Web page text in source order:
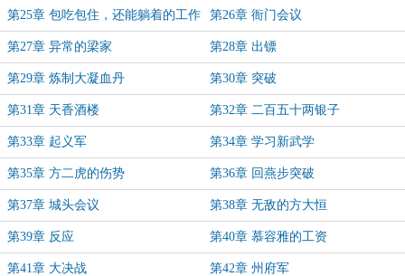
第25章 包吃包住，还能躺着的工作 第26章 衙门会议
第27章 异常的梁家 第28章 出镖
第29章 炼制大凝血丹 第30章 突破
第31章 天香酒楼 第32章 二百五十两银子
第33章 起义军 第34章 学习新武学
第35章 方二虎的伤势 第36章 回燕步突破
第37章 城头会议 第38章 无敌的方大恒
第39章 反应 第40章 慕容雅的工资
第41章 大决战 第42章 州府军